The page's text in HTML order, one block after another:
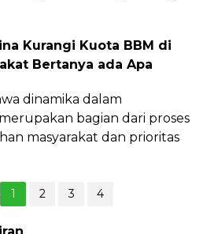
Kurangi Kuota BBM di
Bertanya ada Apa
dinamika dalam
bagian dari proses
masyarakat dan prioritas
1 2 3 4